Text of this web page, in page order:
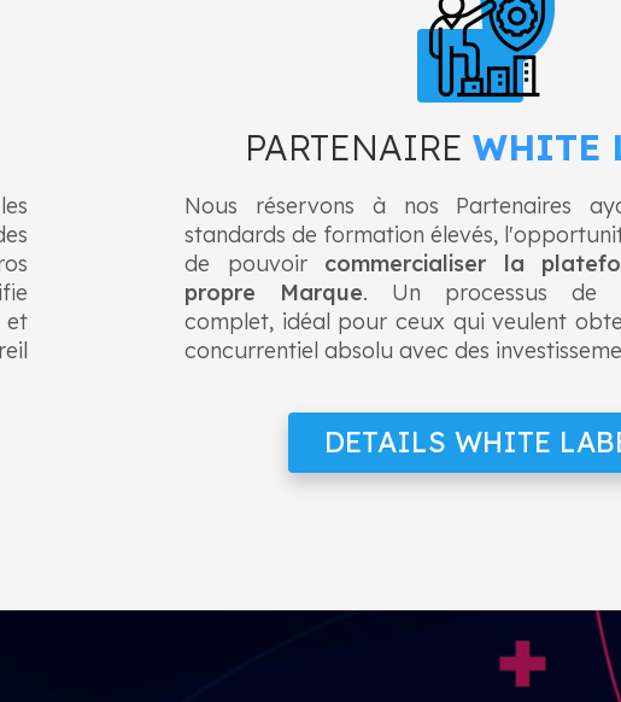
et
PARTENAIRE WHITE
Nous réservons à nos Partenaires
standards de formation élevés,
de pouvoir commercialiser la
propre Marque. Un processus de
complet, idéal pour ceux qui veulent
concurrentiel absolu avec des
DETAILS WHITE